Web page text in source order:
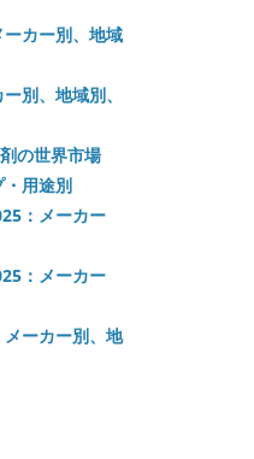
カー別、地域
別、地域別、
の世界市場
用途別
：メーカー
：メーカー
ーカー別、地